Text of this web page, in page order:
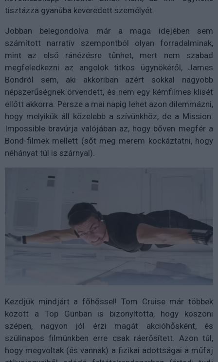
tisztázza gyanúba keveredett személyét.
Jobban belegondolva már a maga idejében sem
számított narratív szempontból olyan forradalminak,
mint az első ránézésre tűnhet, mert nem szabad
megfeledkezni az angolok titkos ügynökéről, James
Bondról sem, aki akkoriban azért sokkal nagyobb
népszerűségnek örvendett, és nem egy kémfilmes klisét
ellőtt akkorra. Persze a mai napig lehet azon dilemmázni,
hogy melyikük áll közelebb a szívünkhöz, de a Mission:
Impossible bravúrja valójában az, hogy bőven megfér a
Bond-filmek mellett (sőt meg merem kockáztatni, hogy
néhányat túl is szárnyal).
Kezdjük mindjárt a főhőssel! Tom Cruise már többek
között a Top Gunban is bizonyította, hogy köszöni
szépen, nagyon jól érzi magát akcióhősként, és
szülinapos filmünkben erre csak ráerősített. Azon túl,
hogy megvoltak (és vannak) a fizikai adottságai a műfaj